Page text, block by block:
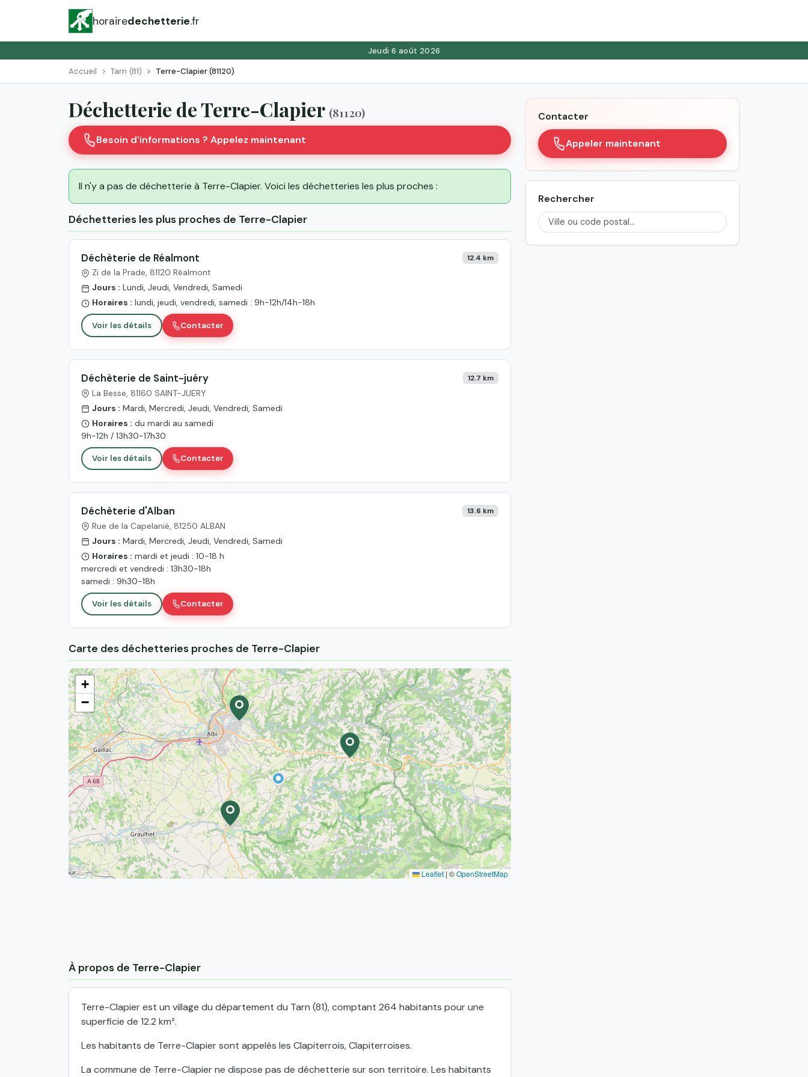
horairedechetterie.fr
Jeudi 6 août 2026
Accueil Tarn (81) Terre-Clapier (81120)
Déchetterie de Terre-Clapier (81120)
Besoin d'informations ? Appelez maintenant
Il n'y a pas de déchetterie à Terre-Clapier. Voici les déchetteries les plus proches :
Déchetteries les plus proches de Terre-Clapier
Déchèterie de Réalmont 12.4 km
Zi de la Prade, 81120 Réalmont
Jours : Lundi, Jeudi, Vendredi, Samedi
Horaires : lundi, jeudi, vendredi, samedi : 9h-12h/14h-18h
Voir les détails Contacter
Déchèterie de Saint-juéry 12.7 km
La Besse, 81160 SAINT-JUERY
Jours : Mardi, Mercredi, Jeudi, Vendredi, Samedi
Horaires : du mardi au samedi
9h-12h / 13h30-17h30
Voir les détails Contacter
Déchèterie d'Alban 13.6 km
Rue de la Capelanié, 81250 ALBAN
Jours : Mardi, Mercredi, Jeudi, Vendredi, Samedi
Horaires : mardi et jeudi : 10-18 h
mercredi et vendredi : 13h30-18h
samedi : 9h30-18h
Voir les détails Contacter
Carte des déchetteries proches de Terre-Clapier
+
−
Leaflet | ©OpenStreetMap
À propos de Terre-Clapier
Terre-Clapier est un village du département du Tarn (81), comptant 264 habitants pour une
superficie de 12.2 km².
Les habitants de Terre-Clapier sont appelés les Clapiterrois, Clapiterroises.
La commune de Terre-Clapier ne dispose pas de déchetterie sur son territoire. Les habitants
Contacter
Appeler maintenant
Rechercher